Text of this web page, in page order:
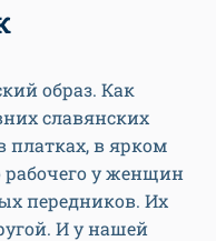
образ. Как
славянских
в ярком
рабочего у женщин
передников. Их
И у нашей